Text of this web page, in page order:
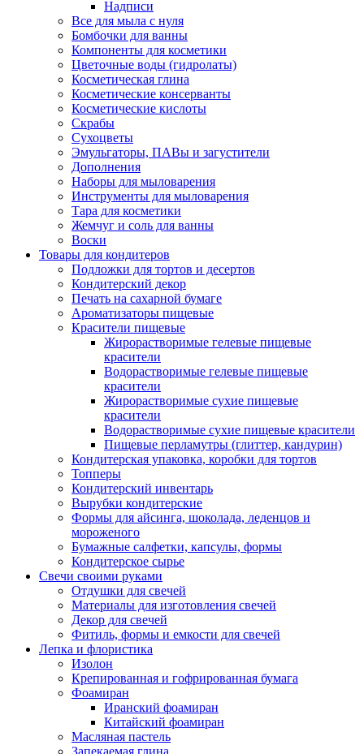
Надписи
Все для мыла с нуля
Бомбочки для ванны
Компоненты для косметики
Цветочные воды (гидролаты)
Косметическая глина
Косметические консерванты
Косметические кислоты
Скрабы
Сухоцветы
Эмульгаторы, ПАВы и загустители
Дополнения
Наборы для мыловарения
Инструменты для мыловарения
Тара для косметики
Жемчуг и соль для ванны
Воски
Товары для кондитеров
Подложки для тортов и десертов
Кондитерский декор
Печать на сахарной бумаге
Ароматизаторы пищевые
Красители пищевые
Жирорастворимые гелевые пищевые
красители
Водорастворимые гелевые пищевые
красители
Жирорастворимые сухие пищевые
красители
Водорастворимые сухие пищевые красители
Пищевые перламутры (глиттер, кандурин)
Кондитерская упаковка, коробки для тортов
Топперы
Кондитерский инвентарь
Вырубки кондитерские
Формы для айсинга, шоколада, леденцов и
мороженого
Бумажные салфетки, капсулы, формы
Кондитерское сырье
Свечи своими руками
Отдушки для свечей
Материалы для изготовления свечей
Декор для свечей
Фитиль, формы и емкости для свечей
Лепка и флористика
Изолон
Крепированная и гофрированная бумага
Фоамиран
Иранский фоамиран
Китайский фоамиран
Масляная пастель
Запекаемая глина